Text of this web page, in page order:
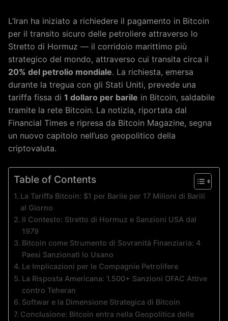
L’Iran ha iniziato a richiedere il pagamento in Bitcoin
per il transito sicuro delle petroliere attraverso lo
Stretto di Hormuz — il corridoio marittimo più
strategico del mondo, attraverso cui transita circa il
20% del petrolio mondiale. La richiesta, emersa
durante la tregua con gli Stati Uniti, prevede una
tariffa fissa di 1 dollaro per barile in Bitcoin, saldabile
tramite la rete Bitcoin. La notizia, riportata dal
Financial Times e ripresa da Bitcoin Magazine, segna
un nuovo capitolo nell’uso geopolitico della
criptovaluta.
Table of Contents
La Tariffa Bitcoin: $1 per Barile per 17 Milioni di Barili
al Giorno
Il Contesto: Stretto di Hormuz e Sanzioni USA dal
1979
Bitcoin come Strumento di Sovranità Finanziaria: 4
Paesi Sanzionati lo Usano
Le Implicazioni per le Compagnie Petrolifere
La Risposta Americana: 1.500+ Sanzioni OFAC Attive
contro Teheran
Softwar e la Dimensione Strategica di Bitcoin
Conclusione: Bitcoin entra nella Geopolitica delle